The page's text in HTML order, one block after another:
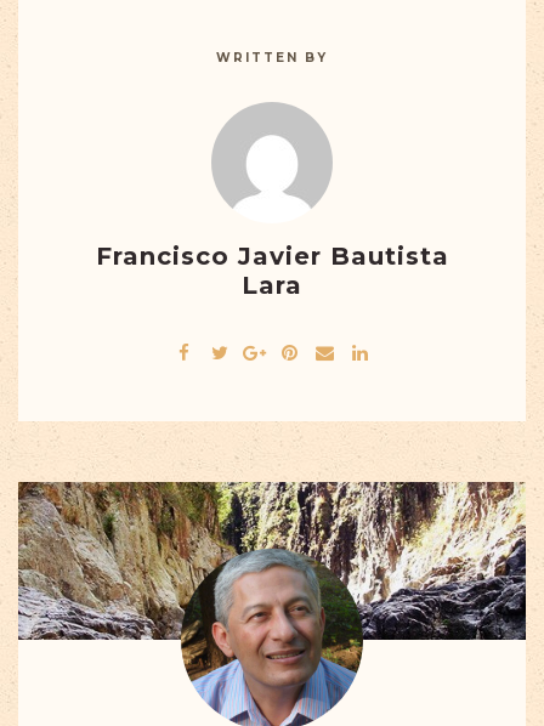
WRITTEN BY
Francisco Javier Bautista
Lara